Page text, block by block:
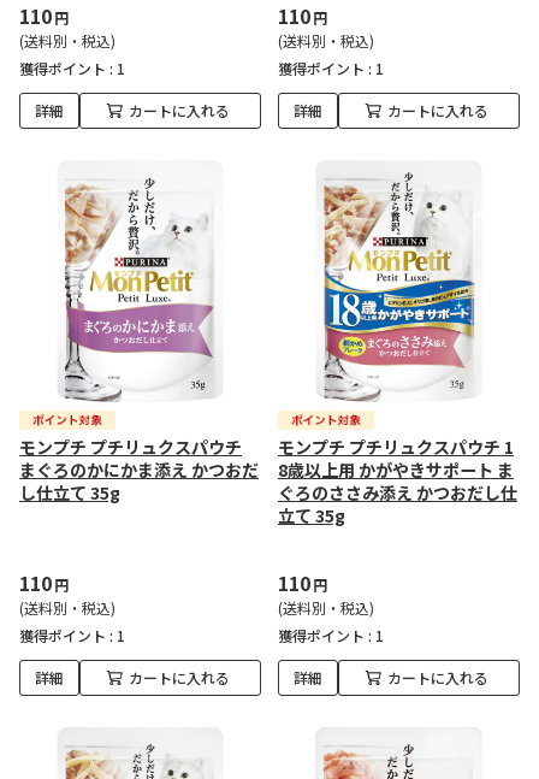
110円
(送料別・税込)
獲得ポイント : 1
詳細 カートに入れる
110円
(送料別・税込)
獲得ポイント : 1
詳細 カートに入れる
モンプチ プチリュクスパウチ
まぐろのかにかま添え かつおだ
し仕立て 35g
110円
(送料別・税込)
獲得ポイント : 1
詳細 カートに入れる
モンプチ プチリュクスパウチ 1
8歳以上用 かがやきサポート ま
ぐろのささみ添え かつおだし仕
立て 35g
110円
(送料別・税込)
獲得ポイント : 1
詳細 カートに入れる